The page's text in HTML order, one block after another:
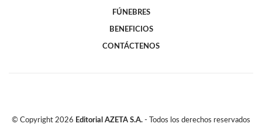
FÚNEBRES
BENEFICIOS
CONTÁCTENOS
© Copyright 2026 Editorial AZETA S.A. - Todos los derechos reservados